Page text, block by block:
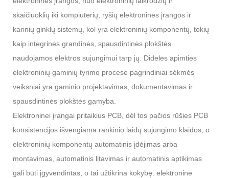
skaičiuoklių iki kompiuterių, ryšių elektroninės įrangos ir
karinių ginklų sistemų, kol yra elektroninių komponentų, tokių
kaip integrinės grandinės, spausdintinės plokštės
naudojamos elektros sujungimui tarp jų. Didelės apimties
elektroninių gaminių tyrimo procese pagrindiniai sėkmės
veiksniai yra gaminio projektavimas, dokumentavimas ir
spausdintinės plokštės gamyba.
Elektroninei įrangai pritaikius PCB, dėl tos pačios rūšies PCB
konsistencijos išvengiama rankinio laidų sujungimo klaidos, o
elektroninių komponentų automatinis įdėjimas arba
montavimas, automatinis litavimas ir automatinis aptikimas
gali būti įgyvendintas, o tai užtikrina kokybę. elektroninė